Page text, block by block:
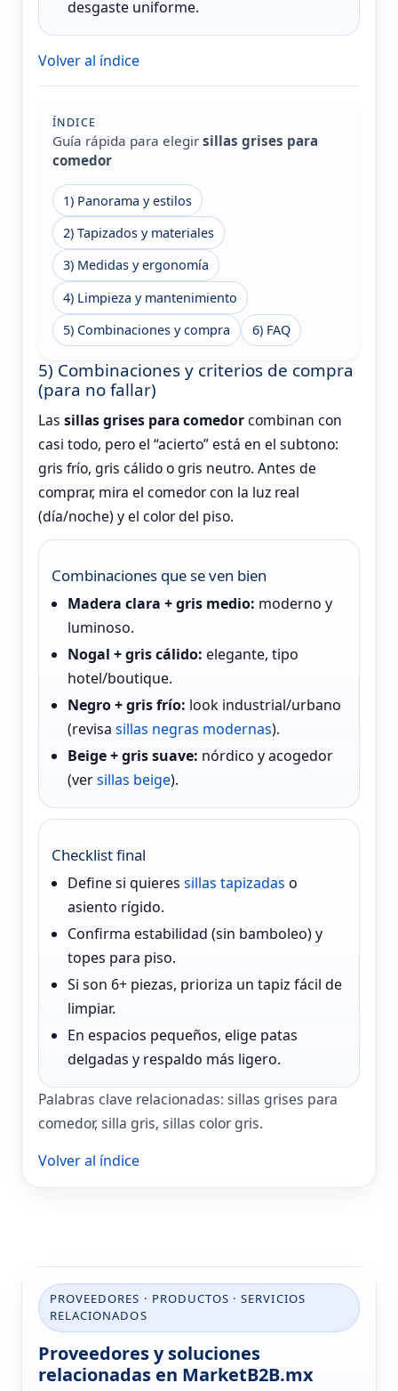
desgaste uniforme.
Volver al índice
ÍNDICE
Guía rápida para elegir sillas grises para
comedor
1) Panorama y estilos
2) Tapizados y materiales
3) Medidas y ergonomía
4) Limpieza y mantenimiento
5) Combinaciones y compra
6) FAQ
5) Combinaciones y criterios de compra
(para no fallar)
Las sillas grises para comedorcombinan con
casi todo, pero el “acierto” está en el subtono:
gris frío, gris cálido o gris neutro. Antes de
comprar, mira el comedor con la luz real
(día/noche) y el color del piso.
Combinaciones que se ven bien
Madera clara + gris medio: moderno y
luminoso.
Nogal + gris cálido: elegante, tipo
hotel/boutique.
Negro + gris frío: look industrial/urbano
(revisa sillas negras modernas).
Beige + gris suave: nórdico y acogedor
(versillas beige).
Checklist final
Define si quieres sillas tapizadas o
asiento rígido.
Confirma estabilidad (sin bamboleo) y
topes para piso.
Si son 6+ piezas, prioriza un tapiz fácil de
limpiar.
En espacios pequeños, elige patas
delgadas y respaldo más ligero.
Palabras clave relacionadas: sillas grises para
comedor, silla gris, sillas color gris.
Volver al índice
PROVEEDORES · PRODUCTOS · SERVICIOS
RELACIONADOS
Proveedores y soluciones
relacionadas en MarketB2B.mx